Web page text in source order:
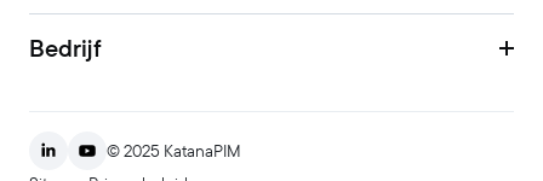
Bedrijf
© 2025 KatanaPIM